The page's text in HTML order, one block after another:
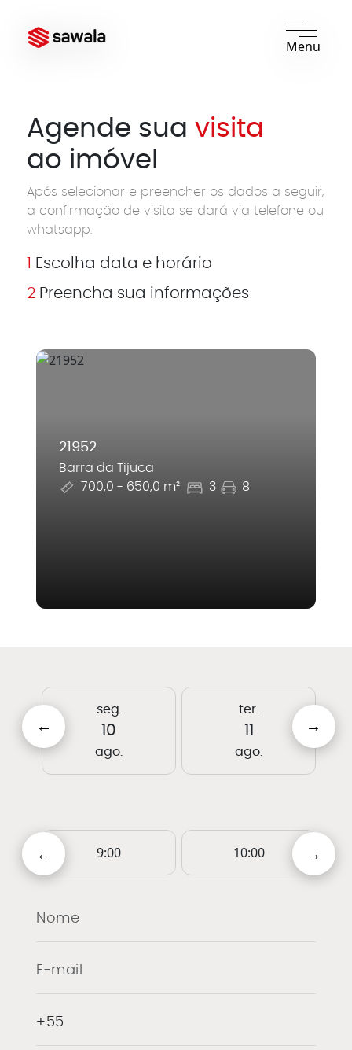
Menu
Agende suavisita
ao imóvel
Após selecionar e preencher os dados a seguir,
a confirmação de visita se dará via telefone ou
whatsapp.
Escolha data e horário
2 Preencha sua informações
21952
Barra da Tijuca
700,0 - 650,0 m²
3 8
seg.
10
ago.
ter.
ago.
9:00 10:00